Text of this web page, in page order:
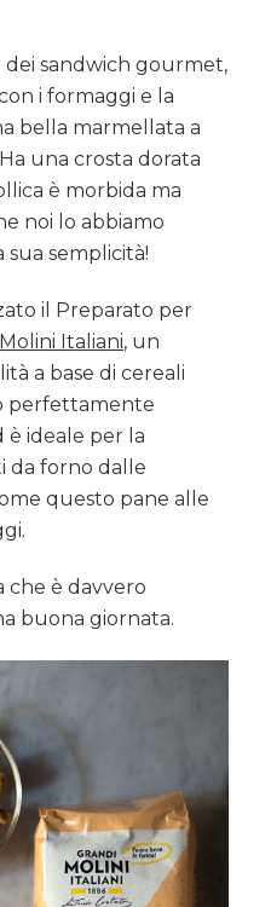
dei sandwich gourmet,
i formaggi e la
bella marmellata a
una crosta dorata
è morbida ma
noi lo abbiamo
semplicità!
il Preparato per
Italiani, un
a base di cereali
perfettamente
ideale per la
da forno dalle
questo pane alle
che è davvero
buona giornata.